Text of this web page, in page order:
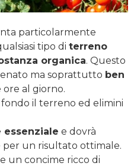
particolarmente
tipo di terreno
organica. Questo
ma soprattutto ben
al giorno.
fondo il terreno ed elimini
essenziale e dovrà
un risultato ottimale.
un concime ricco di